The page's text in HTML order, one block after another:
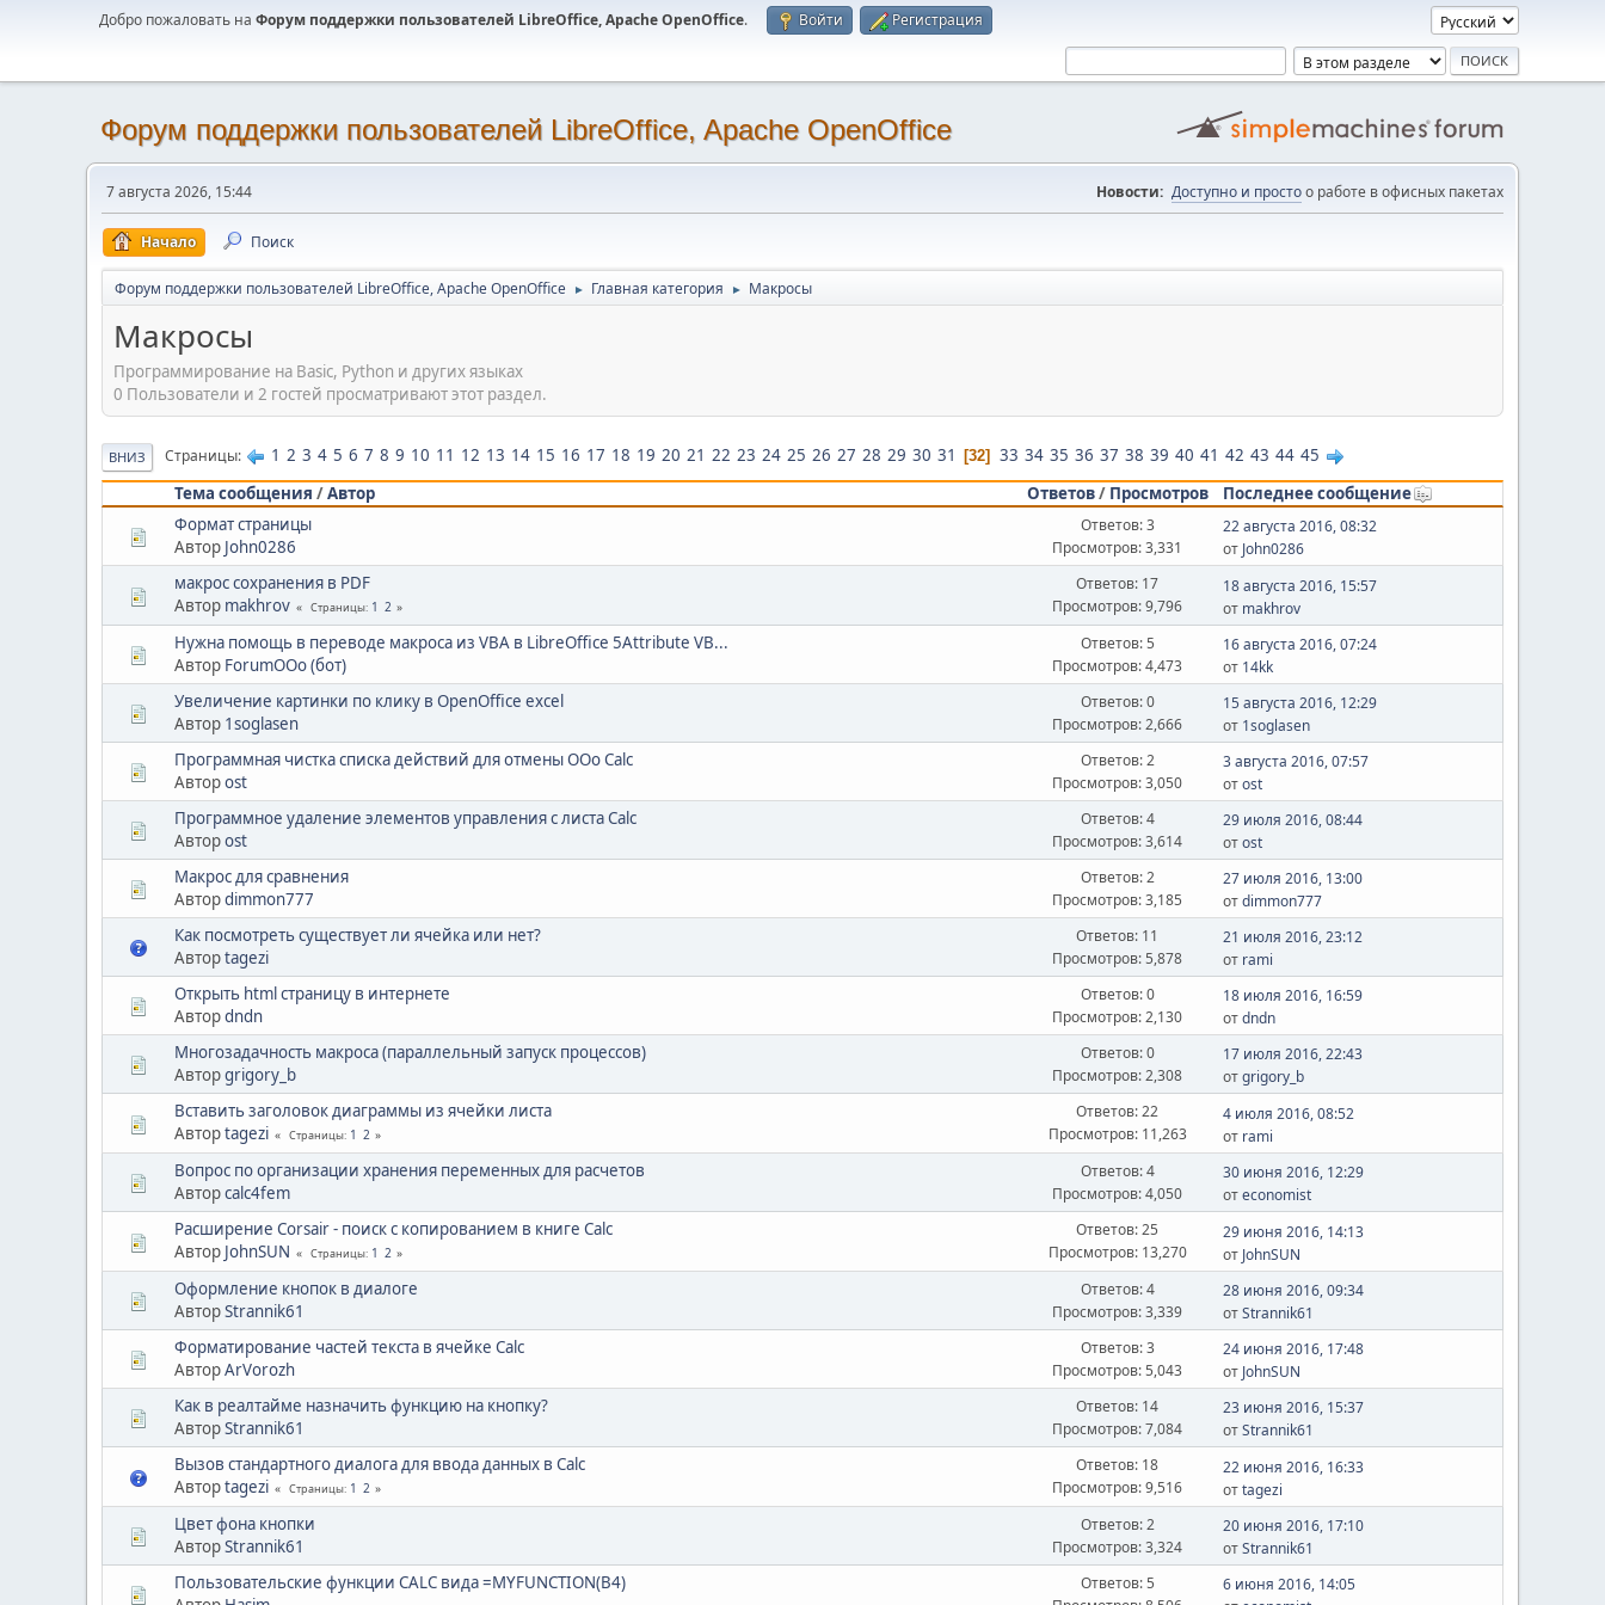
Добро пожаловать на Форум поддержки пользователей LibreOffice, Apache OpenOffice. Войти Регистрация
Форум поддержки пользователей LibreOffice, Apache OpenOffice
7 августа 2026, 15:44 Новости: Доступно и простоо работе в офисных пакетах
Начало Поиск
Форум поддержки пользователей LibreOffice, Apache OpenOffice ► Главная категория ► Макросы
Макросы
Программирование на Basic, Python и других языках
0 Пользователи и 2 гостей просматривают этот раздел.
ВНИЗ Страницы 1 2 3 4 5 6 7 8 9 10 11 12 13 14 15 16 17 18 19 20 21 22 23 24 25 26 27 28 29 30 31 32 33 34 35 36 37 38 39 40 41 42 43 44 45
Тема сообщения /Автор Ответов/ Просмотров
Последнее сообщение
Формат страницы
Автор John0286
Ответов: 3
Просмотров: 3,331
22 августа 2016, 08:32
от John0286
макрос сохранения в PDF
Автор makhrov Страницы 1 2
Ответов: 17
Просмотров: 9,796
18 августа 2016, 15:57
от makhrov
Нужна помощь в переводе макроса из VBA в LibreOffice 5Attribute VB...
Автор ForumOOo (бот)
Ответов: 5
Просмотров: 4,473
16 августа 2016, 07:24
от 14kk
Увеличение картинки по клику в OpenOffice excel
Автор 1soglasen
Ответов: 0
Просмотров: 2,666
15 августа 2016, 12:29
от 1soglasen
Программная чистка списка действий для отмены OOo Calc
Авторost
Ответов: 2
Просмотров: 3,050
3 августа 2016, 07:57
отost
Программное удаление элементов управления с листа Calc
Авторost
Ответов: 4
Просмотров: 3,614
29 июля 2016, 08:44
отost
Макрос для сравнения
Авторdimmon777
Ответов: 2
Просмотров: 3,185
27 июля 2016, 13:00
отdimmon777
Как посмотреть существует ли ячейка или нет?
Авторtagezi
Ответов: 11
Просмотров: 5,878
21 июля 2016, 23:12
от rami
Открыть html страницу в интернете
Авторdndn
Ответов: 0
Просмотров: 2,130
18 июля 2016, 16:59
отdndn
Многозадачность макроса (параллельный запуск процессов)
Авторgrigory_b
Ответов: 0
Просмотров: 2,308
17 июля 2016, 22:43
отgrigory_b
Вставить заголовок диаграммы из ячейки листа
Авторtagezi Страницы 1 2
Ответов: 22
Просмотров: 11,263
4 июля 2016, 08:52
от rami
Вопрос по организации хранения переменных для расчетов
Авторcalc4fem
Ответов: 4
Просмотров: 4,050
30 июня 2016, 12:29
отeconomist
Расширение Corsair - поиск с копированием в книге Calc
Автор JohnSUN Страницы 1 2
Ответов: 25
Просмотров: 13,270
29 июня 2016, 14:13
от JohnSUN
Оформление кнопок в диалоге
АвторStrannik61
Ответов: 4
Просмотров: 3,339
28 июня 2016, 09:34
отStrannik61
Форматирование частей текста в ячейке Calc
АвторArVorozh
Ответов: 3
Просмотров: 5,043
24 июня 2016, 17:48
от JohnSUN
Как в реалтайме назначить функцию на кнопку?
АвторStrannik61
Ответов: 14
Просмотров: 7,084
23 июня 2016, 15:37
отStrannik61
Вызов стандартного диалога для ввода данных в Calc
Авторtagezi Страницы 1 2
Ответов: 18
Просмотров: 9,516
22 июня 2016, 16:33
отtagezi
Цвет фона кнопки
АвторStrannik61
Ответов: 2
Просмотров: 3,324
20 июня 2016, 17:10
отStrannik61
Пользовательские функции CALC вида =MYFUNCTION(B4)
Ответов: 5
6 июня 2016, 14:05